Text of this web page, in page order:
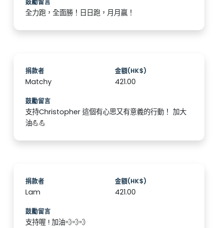
鼓勵留言
全力跑，全面勝！日日跑，月月贏！
捐款者
Matchy
金額(HK$)
421.00
鼓勵留言
支持Christopher 這個有心思又有意義的行動！ 加大
油💪💪
捐款者
Lam
金額(HK$)
421.00
鼓勵留言
支持喔 ! 加油💨💨💨